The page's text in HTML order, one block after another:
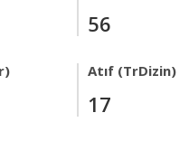
56
Atıf (TrDizin)
17